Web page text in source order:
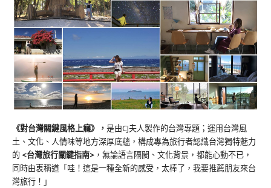
《對台灣關鍵風格上癮》 ， 是由CJ夫人製作的台灣專題；運用台灣風
土、文化、人情味等地方深厚底蘊，構成專為旅行者認識台灣獨特魅力
的 <台灣旅行關鍵指南> ，無論語言隔閡、文化背景，都能心動不已，
同時由衷稱道「哇！這是一種全新的感受，太棒了，我要推薦朋友來台
灣旅行！」